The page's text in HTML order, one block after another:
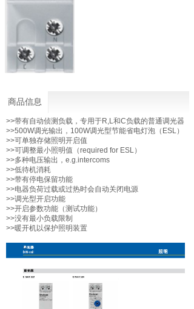
商品信息
>>带有自动侦测负载，专用于R,L和C负载的普通调光器
>>500W调光输出，100W调光型节能省电灯泡（ESL）
>>可单独存储照明开启值
>>可调整最小照明值（required for ESL）
>>多种电压输出，e.g.intercoms
>>低待机消耗
>>带有停电保留功能
>>电器负荷过载或过热时会自动关闭电源
>>调光型开启功能
>>开启参数功能（测试功能）
>>没有最小负载限制
>>暖开机以保护照明装置